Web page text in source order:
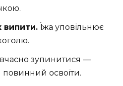
випити. Їжа уповільнює
зупинитися —
повинний освоїти.